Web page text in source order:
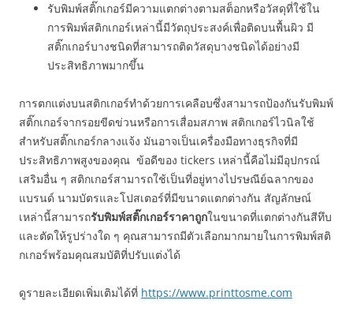
รับพิมพ์สติ๊กเกอร์มีความแตกต่างตามสต็อกหรือวัสดุที่ใช้ใน
การพิมพ์สติกเกอร์เหล่านี้มีวัตถุประสงค์เพื่อติดบนพื้นผิว มี
สติ๊กเกอร์บางชนิดที่สามารถติดวัสดุบางชนิดได้อย่างมี
ประสิทธิภาพมากขึ้น
การตกแต่งบนสติกเกอร์ทำด้วยการเคลือบซึ่งสามารถป้องกันรับพิมพ์
สติ๊กเกอร์จากรอยขีดข่วนหรือการเสื่อมสภาพ สติกเกอร์ไวนิลใช้
สำหรับสติ๊กเกอร์กลางแจ้ง มันอาจเป็นเครื่องมือทางธุรกิจที่มี
ประสิทธิภาพสูงของคุณ ข้อดีของ tickers เหล่านี้คือไม่มีอุปกรณ์
เสริมอื่น ๆ สติกเกอร์สามารถใช้เป็นที่อยู่ทางไปรษณีย์ฉลากของ
แบรนด์ นามบัตรและโปสเตอร์ที่มีขนาดแตกต่างกัน สัญลักษณ์
เหล่านี้สามารถรับพิมพ์สติ๊กเกอร์ราคาถูกในขนาดที่แตกต่างกันสีทึบ
และตัดให้รูปร่างใด ๆ คุณสามารถมีตัวเลือกมากมายในการพิมพ์สติ
กเกอร์พร้อมคุณสมบัติที่ปรับแต่งได้
ดูรายละเอียดเพิ่มเติมได้ที่ https://www.printtosme.com